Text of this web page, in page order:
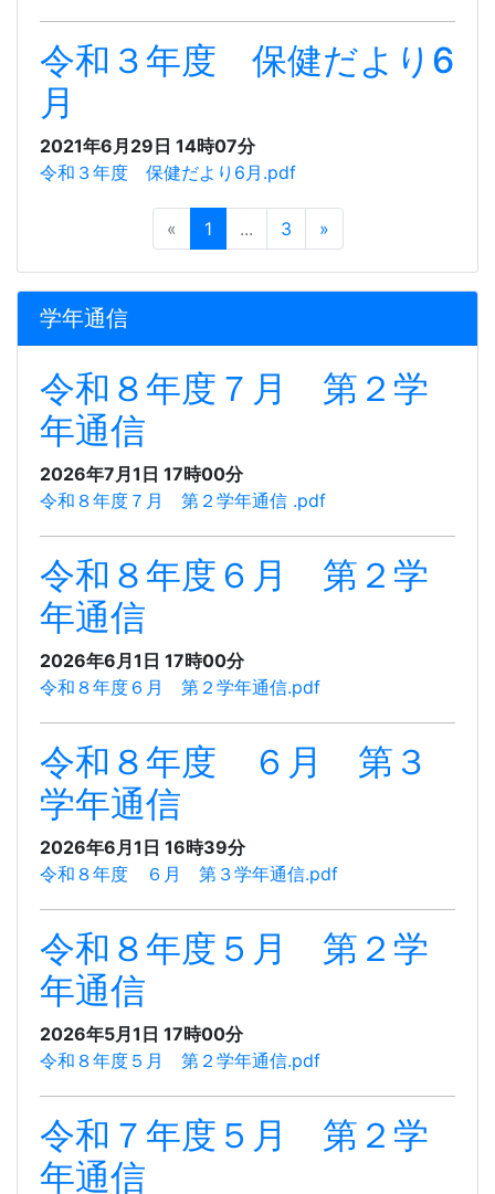
令和３年度 保健だより6
月
2021年6月29日 14時07分
令和３年度 保健だより6月.pdf
« 1 ... 3 »
学年通信
令和８年度７月 第２学
年通信
2026年7月1日 17時00分
令和８年度７月 第２学年通信 .pdf
令和８年度６月 第２学
年通信
2026年6月1日 17時00分
令和８年度６月 第２学年通信.pdf
令和８年度 ６月 第３
学年通信
2026年6月1日 16時39分
令和８年度 ６月 第３学年通信.pdf
令和８年度５月 第２学
年通信
2026年5月1日 17時00分
令和８年度５月 第２学年通信.pdf
令和７年度５月 第２学
年通信